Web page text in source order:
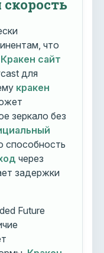
что
Кракен сайт
для
кракен
зеркало без
способность
через
задержки
Future